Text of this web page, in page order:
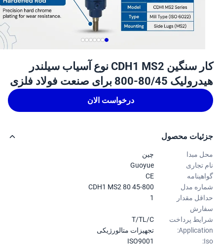
کار سنگین CDH1 MS2 نوع آسیاب سیلندر
80/45-800 برای صنعت فولاد فلزی
درخواست الان
محصول
مبدا
تجاری
Guoyue
مدل
CDH1 MS2 80 45-800
مقدار
پرداخت
T/TL/C
تجهیزات متالورژیکی
ISO9001